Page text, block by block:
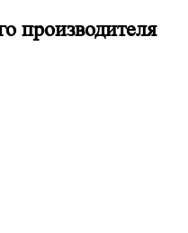
производителя